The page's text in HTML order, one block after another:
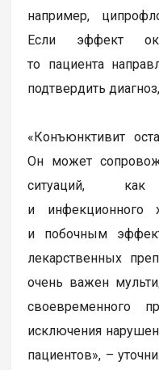
например,
Если эффект
то пациента
подтвердить
«Конъюнктивит
Он может
ситуаций, как
и инфекционного
и побочным
лекарственных
очень важен
своевременного
исключения
пациентов», –